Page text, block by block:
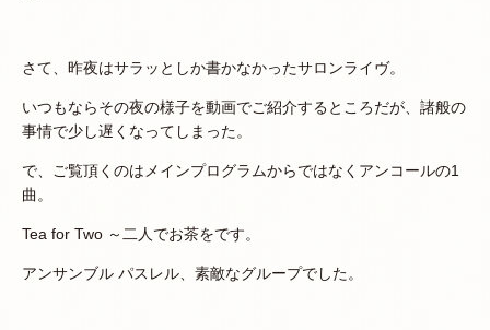
さて、昨夜はサラッとしか書かなかったサロンライヴ。
いつもならその夜の様子を動画でご紹介するところだが、諸般の
事情で少し遅くなってしまった。
で、ご覧頂くのはメインプログラムからではなくアンコールの1
曲。
Tea for Two ～二人でお茶をです。
アンサンブル パスレル、素敵なグループでした。